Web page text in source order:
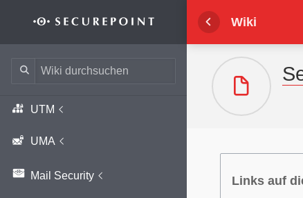
Wiki
UTM
UMA
Mail Security Links auf